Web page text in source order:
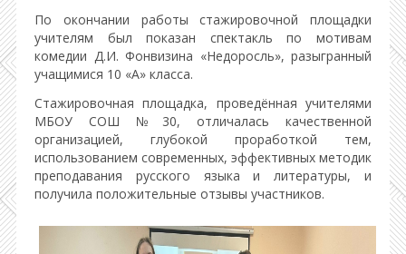
По окончании работы стажировочной площадки
учителям был показан спектакль по мотивам
комедии Д.И. Фонвизина «Недоросль», разыгранный
учащимися 10 «А» класса.
Стажировочная площадка, проведённая учителями
МБОУ СОШ №30, отличалась качественной
организацией, глубокой проработкой тем,
использованием современных, эффективных методик
преподавания русского языка и литературы, и
получила положительные отзывы участников.